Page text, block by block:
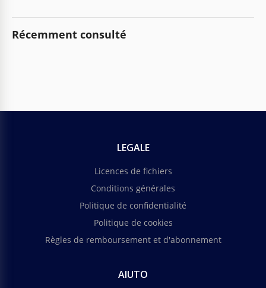
Récemment consulté
LEGALE
Licences de fichiers
Conditions générales
Politique de confidentialité
Politique de cookies
Règles de remboursement et d'abonnement
AIUTO